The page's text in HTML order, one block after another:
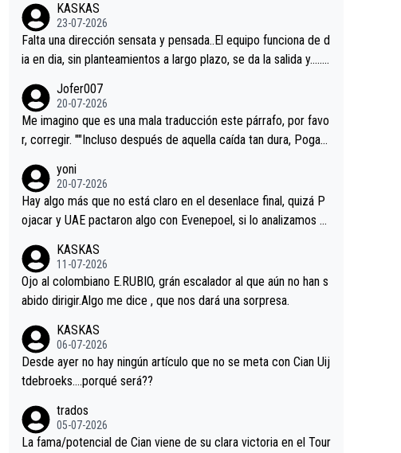
KASKAS
23-07-2026
Falta una dirección sensata y pensada..El equipo funciona de d
ia en dia, sin planteamientos a largo plazo, se da la salida y…..v
a, Minguez, Velez etc etc.Me da pena vivir estos momentos t
an tristes sin victorias.
Jofer007
20-07-2026
Me imagino que es una mala traducción este párrafo, por favo
r, corregir. ""Incluso después de aquella caída tan dura, Pogac
rd permaneció pegado a su rueda. Parecía increíble la forma
en la que era capaz de controlar el miedo", recordó."
yoni
20-07-2026
Hay algo más que no está claro en el desenlace final, quizá P
ojacar y UAE pactaron algo con Evenepoel, si lo analizamos P
casi sin pedalear, luego está el saludo con Evenepoel dándose
la mano de una manera muy fraternal, más allá de los típicos t
oques en el hombro con que saludaba a Vingegard. Ahí hubo u
o aprieta, a ver si por querer poner a Del Toro con calzador e
n posición de podio UAE y Pojacar se van complicar el tour.
KASKAS
11-07-2026
Ojo al colombiano E.RUBIO, grán escalador al que aún no han s
abido dirigir.Algo me dice , que nos dará una sorpresa.
KASKAS
06-07-2026
Desde ayer no hay ningún artículo que no se meta con Cian Uij
tdebroeks….porqué será??
trados
05-07-2026
La fama/potencial de Cian viene de su clara victoria en el Tour